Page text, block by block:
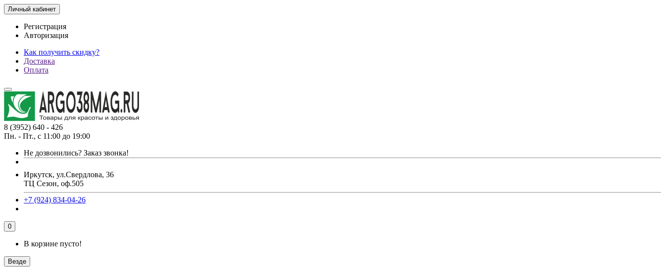
Личный кабинет
Регистрация
Авторизация
Как получить скидку?
Доставка
Оплата
8 (3952) 640 - 426
Пн. - Пт., с 11:00 до 19:00
Не дозвонились? Заказ звонка!
Иркутск, ул.Свердлова, 36
ТЦ Сезон, оф.505
+7 (924) 834-04-26
0
В корзине пусто!
Везде